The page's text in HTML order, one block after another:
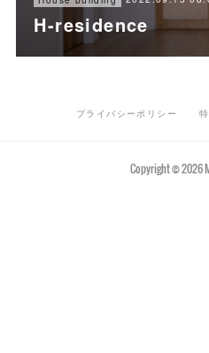
H-residence
プライバシーポリシー
Copyright ©2026